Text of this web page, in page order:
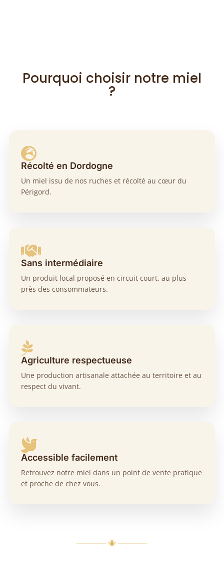
Pourquoi choisir notre miel
?

Récolté en Dordogne
Un miel issu de nos ruches et récolté au cœur du
Périgord.

Sans intermédiaire
Un produit local proposé en circuit court, au plus
près des consommateurs.

Agriculture respectueuse
Une production artisanale attachée au territoire et au
respect du vivant.

Accessible facilement
Retrouvez notre miel dans un point de vente pratique
et proche de chez vous.
────── 🐝 ──────